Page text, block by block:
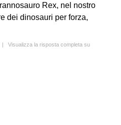
Rex, nel nostro
dei dinosauri per forza,
| Visualizza la risposta completa su